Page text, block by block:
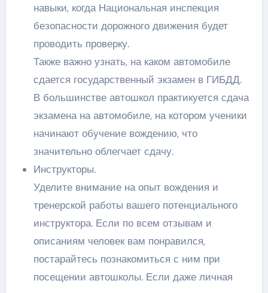
навыки, когда Национальная инспекция
безопасности дорожного движения будет
проводить проверку.
Также важно узнать, на каком автомобиле
сдается государственный экзамен в ГИБДД.
В большинстве автошкол практикуется сдача
экзамена на автомобиле, на котором ученики
начинают обучение вождению, что
значительно облегчает сдачу.
Инструкторы.
Уделите внимание на опыт вождения и
тренерской работы вашего потенциального
инструктора. Если по всем отзывам и
описаниям человек вам понравился,
постарайтесь познакомиться с ним при
посещении автошколы. Если даже личная